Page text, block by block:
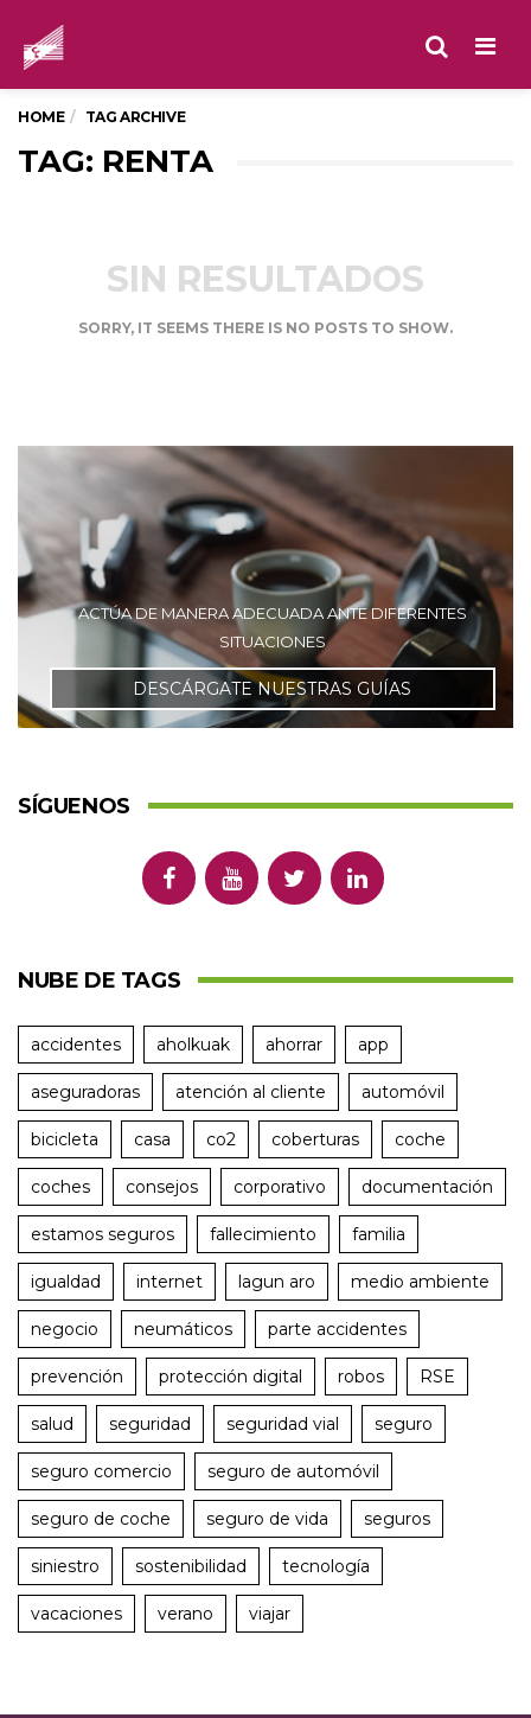
HOME TAG ARCHIVE
TAG: RENTA
SIN RESULTADOS
SORRY, IT SEEMS THERE IS NO POSTS TO SHOW.
ACTÚA DE MANERA ADECUADA ANTE DIFERENTES
SITUACIONES
DESCÁRGATE NUESTRAS GUÍAS
SÍGUENOS
NUBE DE TAGS
accidentes aholkuak ahorrar app
aseguradoras atención al cliente automóvil
bicicleta casa co2 coberturas coche
coches consejos corporativo documentación
estamos seguros fallecimiento familia
igualdad internet lagun aro medio ambiente
negocio neumáticos parte accidentes
prevención protección digital robos RSE
salud seguridad seguridad vial seguro
seguro comercio seguro de automóvil
seguro de coche seguro de vida seguros
siniestro sostenibilidad tecnología
vacaciones verano viajar